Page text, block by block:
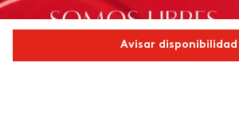
Avisar disponibilidad